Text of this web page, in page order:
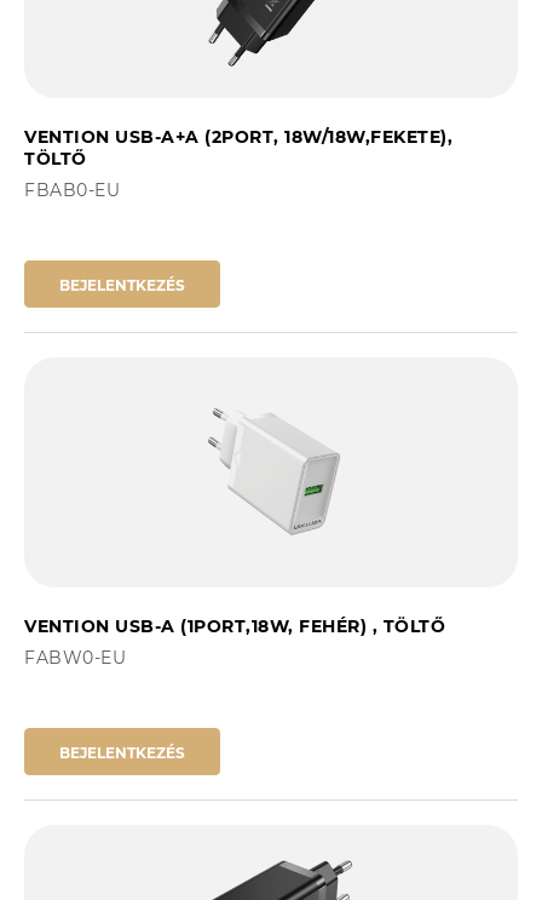
VENTION USB-A+A (2PORT, 18W/18W,FEKETE),
TÖLTŐ
FBAB0-EU
BEJELENTKEZÉS
VENTION USB-A (1PORT,18W, FEHÉR) , TÖLTŐ
FABW0-EU
BEJELENTKEZÉS